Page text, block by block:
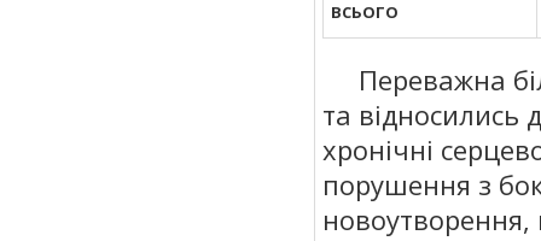
ВСЬОГО
Переважна
та відносились
хронічні
порушення з
новоутворення,